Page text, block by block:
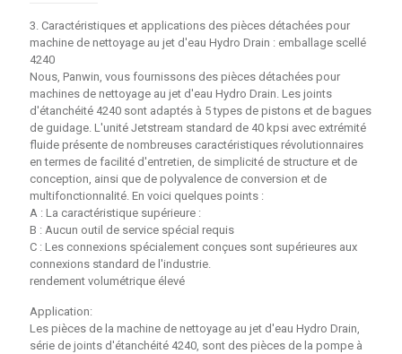
3. Caractéristiques et applications des pièces détachées pour
machine de nettoyage au jet d'eau Hydro Drain : emballage scellé
4240
Nous, Panwin, vous fournissons des pièces détachées pour
machines de nettoyage au jet d'eau Hydro Drain. Les joints
d'étanchéité 4240 sont adaptés à 5 types de pistons et de bagues
de guidage. L'unité Jetstream standard de 40 kpsi avec extrémité
fluide présente de nombreuses caractéristiques révolutionnaires
en termes de facilité d'entretien, de simplicité de structure et de
conception, ainsi que de polyvalence de conversion et de
multifonctionnalité. En voici quelques points :
A : La caractéristique supérieure :
B : Aucun outil de service spécial requis
C : Les connexions spécialement conçues sont supérieures aux
connexions standard de l'industrie.
rendement volumétrique élevé
Application:
Les pièces de la machine de nettoyage au jet d'eau Hydro Drain,
série de joints d'étanchéité 4240, sont des pièces de la pompe à